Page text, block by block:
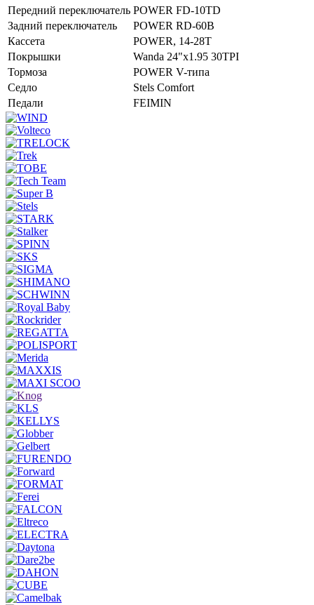
Передний переключатель POWER FD-10TD
Задний переключатель
POWER RD-60B
Кассета
POWER, 14-28T
Покрышки
Wanda 24"x1.95 30TPI
Тормоза
POWER V-типа
Седло
Stels Comfort
Педали
FEIMIN